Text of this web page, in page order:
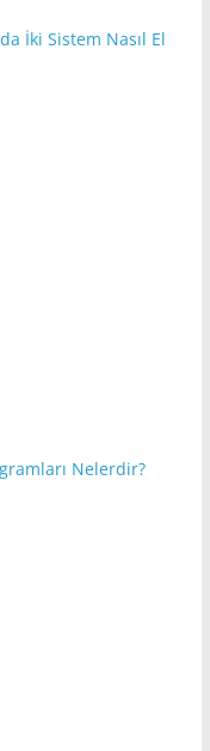
İki Sistem Nasıl El
Nelerdir?